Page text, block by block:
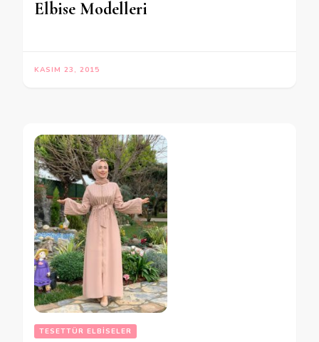
Elbise Modelleri
KASIM 23, 2015
TESETTÜR ELBISELER